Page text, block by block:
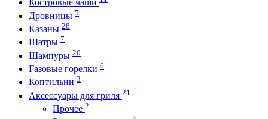
Костровые чаши
Дровницы 5
Казаны 28
Шатры 7
Шампуры 20
Газовые горелки 6
Коптильни 3
Аксессуары для гриля 21
Прочее 2